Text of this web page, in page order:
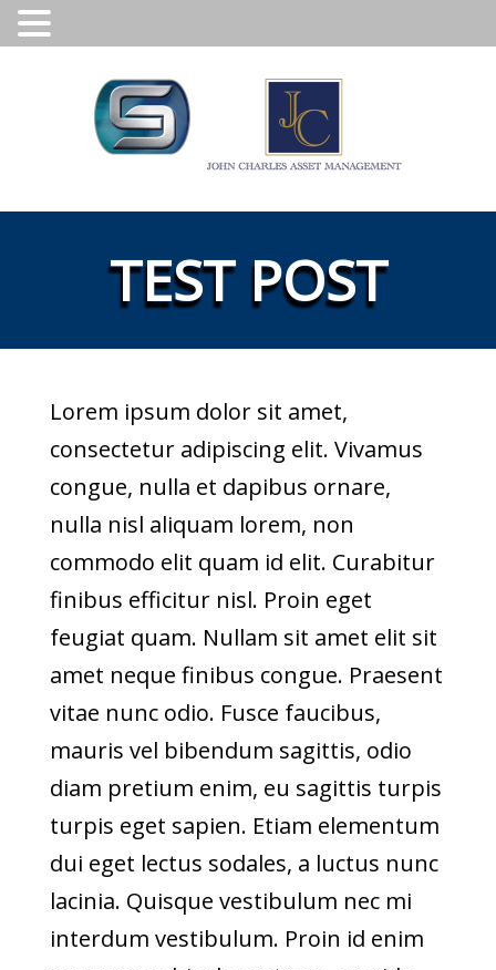
TEST POST
Lorem ipsum dolor sit amet,
consectetur adipiscing elit. Vivamus
congue, nulla et dapibus ornare,
nulla nisl aliquam lorem, non
commodo elit quam id elit. Curabitur
finibus efficitur nisl. Proin eget
feugiat quam. Nullam sit amet elit sit
amet neque finibus congue. Praesent
vitae nunc odio. Fusce faucibus,
mauris vel bibendum sagittis, odio
diam pretium enim, eu sagittis turpis
turpis eget sapien. Etiam elementum
dui eget lectus sodales, a luctus nunc
lacinia. Quisque vestibulum nec mi
interdum vestibulum. Proin id enim